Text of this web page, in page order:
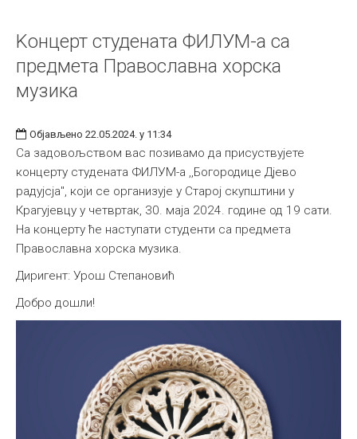
Kонцерт студената ФИЛУМ-а са
предмета Православна хорска
музика
Објављено 22.05.2024. у 11:34
Са задовољством вас позивамо да присуствујете
концерту студената ФИЛУМ-а ,,Богородице Дјево
радујсја", који се организује у Старој скупштини у
Крагујевцу у четвртак, 30. маја 2024. године од 19 сати.
На концерту ће наступати студенти са предмета
Православна хорска музика.
Диригент: Урош Степановић
Добро дошли!